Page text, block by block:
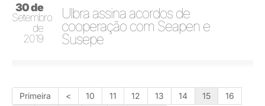
30 de
Setembro
de
2019
Ulbra assina acordos de
cooperação com Seapen e
Susepe
Primeira < 10 11 12 13 14 15
16